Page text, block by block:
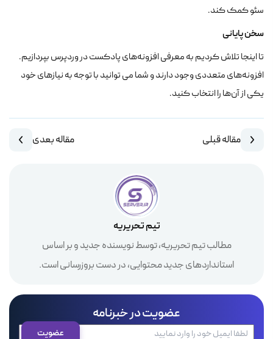
سئو کمک کند.
سخن پایانی
تا اینجا تلاش کردیم به معرفی افزونه‌های پادکست در وردپرس بپردازیم.
افزونه‌های متعددی وجود دارند و شما می توانید با توجه به نیازهای خود
یکی از آن‌ها را انتخاب کنید.
مقاله قبلی مقاله بعدی
تیم تحریریه
مطالب تیم تحریریه، توسط نویسنده جدید و بر اساس
استانداردهای جدید محتوایی، در دست بروزرسانی است.
عضویت در خبرنامه